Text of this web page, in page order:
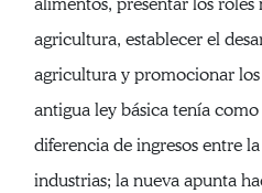
agricultura, establecer el
agricultura y promocionar
antigua ley básica tenía
diferencia de ingresos entre
industrias; la nueva apunta